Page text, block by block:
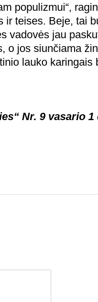
populizmui“,
ir teises. Beje, tai
vadovės jau
o jos siunčiama
lauko karingais
Nr. 9 vasario 1